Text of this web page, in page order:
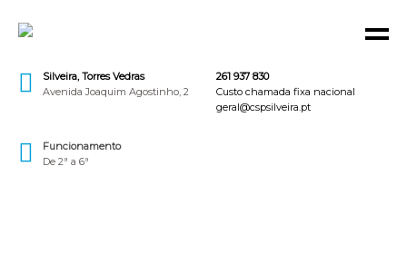
Silveira, Torres Vedras
Avenida Joaquim Agostinho, 2
261 937 830
Custo chamada fixa nacional
geral@cspsilveira.pt
Funcionamento
De 2ª a 6ª